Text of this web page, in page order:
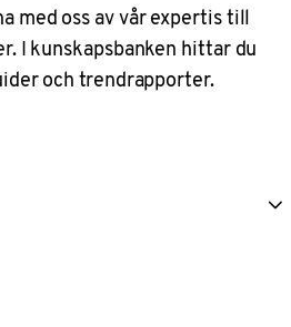
med oss av vår expertis till
I kunskapsbanken hittar du
och trendrapporter.